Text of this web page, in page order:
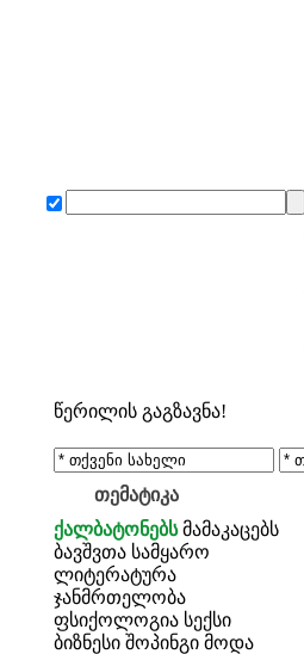
წერილის გაგზავნა!
თემატიკა
ქალბატონებს მამაკაცებს
ბავშვთა სამყარო
ლიტერატურა
ჯანმრთელობა
ფსიქოლოგია სექსი
ბიზნესი შოპინგი მოდა